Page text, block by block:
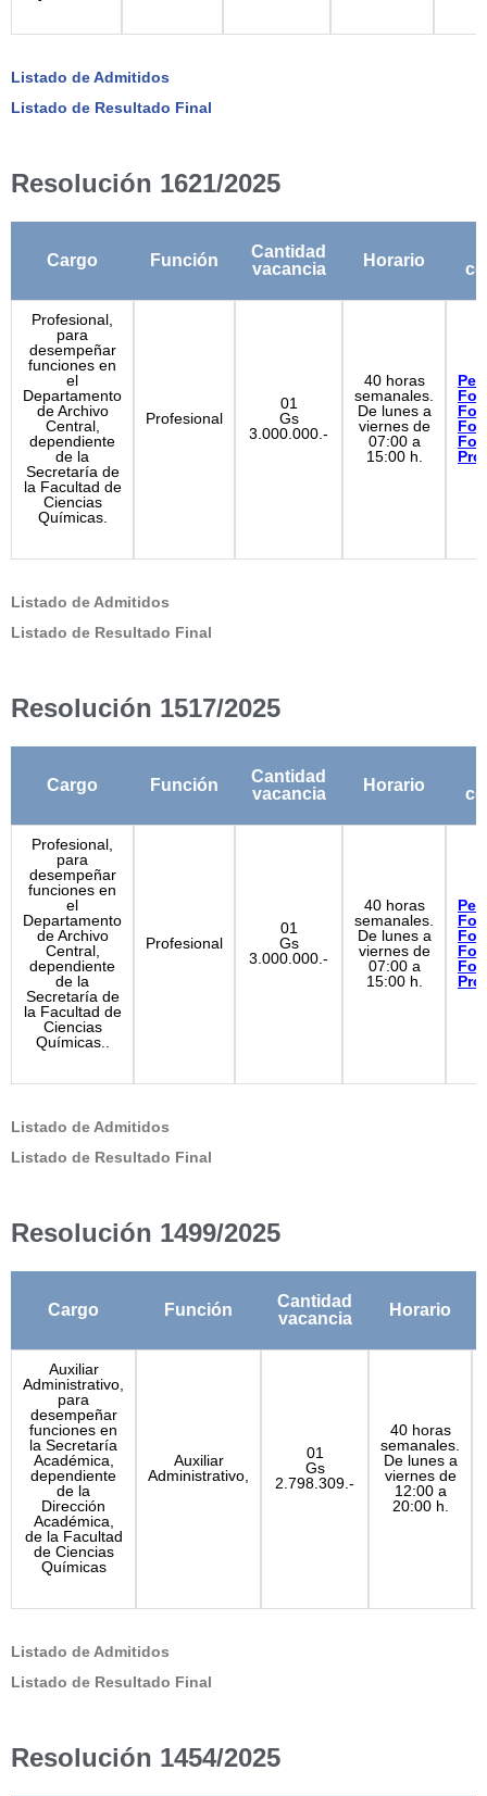
Listado de Admitidos
Listado de Resultado Final
Resolución 1621/2025
Cargo Función
Cantidad
vacancia
Horario
Profesional,
para
desempeñar
funciones en
el
Departamento
de Archivo
Central,
dependiente
de la
Secretaría de
la Facultad de
Ciencias
Químicas.
Profesional
01
Gs
3.000.000.-
40 horas
semanales.
De lunes a
viernes de
07:00 a
15:00 h.
Listado de Admitidos
Listado de Resultado Final
Resolución 1517/2025
Cargo Función
Cantidad
vacancia
Horario
Profesional,
para
desempeñar
funciones en
el
Departamento
de Archivo
Central,
dependiente
de la
Secretaría de
la Facultad de
Ciencias
Químicas..
Profesional
01
Gs
3.000.000.-
40 horas
semanales.
De lunes a
viernes de
07:00 a
15:00 h.
Listado de Admitidos
Listado de Resultado Final
Resolución 1499/2025
Cargo Función
Cantidad
vacancia
Horario
Auxiliar
Administrativo,
para
desempeñar
funciones en
la Secretaría
Académica,
dependiente
de la
Dirección
Académica,
de la Facultad
de Ciencias
Químicas
Auxiliar
Administrativo,
01
Gs
2.798.309.-
40 horas
semanales.
De lunes a
viernes de
12:00 a
20:00 h.
Listado de Admitidos
Listado de Resultado Final
Resolución 1454/2025